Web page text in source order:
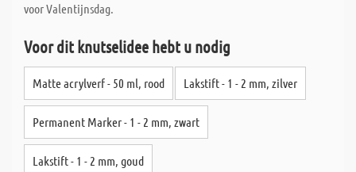
voor Valentijnsdag.
Voor dit knutselidee hebt u nodig
Matte acrylverf - 50 ml, rood Lakstift - 1 - 2 mm, zilver
Permanent Marker - 1 - 2 mm, zwart
Lakstift - 1 - 2 mm, goud